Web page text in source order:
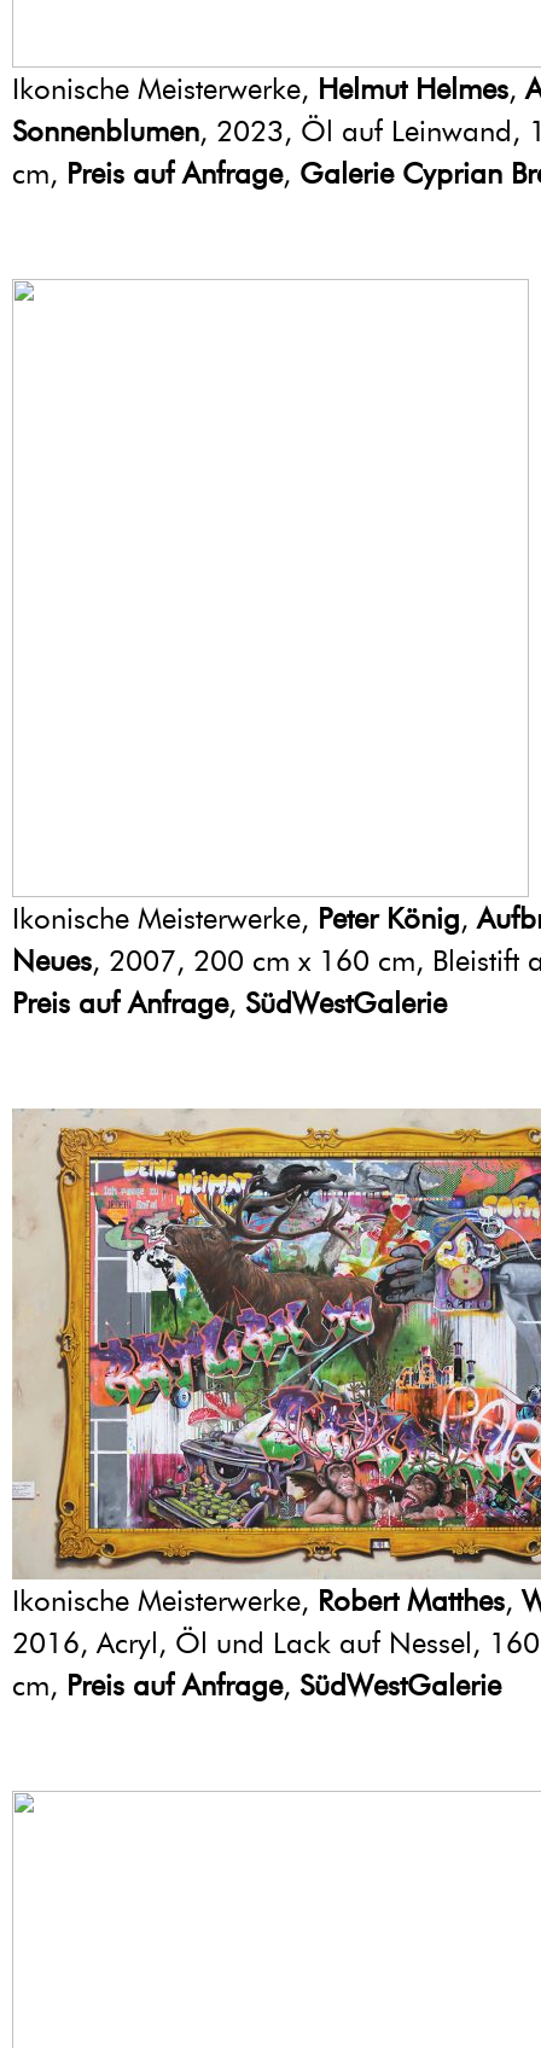
Ikonische Meisterwerke, Helmut Helmes,
Sonnenblumen, 2023, Öl auf Leinwand,
cm, Preis auf Anfrage, Galerie Cyprian
Ikonische Meisterwerke, Peter König,
Neues, 2007, 200 cm x 160 cm, Bleistift
Preis auf Anfrage, SüdWestGalerie
Ikonische Meisterwerke, Robert Matthes,
2016, Acryl, Öl und Lack auf Nessel,
cm, Preis auf Anfrage, SüdWestGalerie